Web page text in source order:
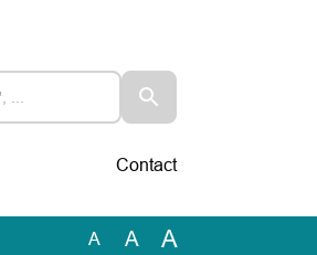
Contact
A A A